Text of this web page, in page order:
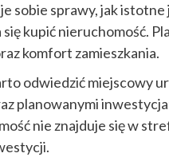
sobie sprawy, jak
kupić nieruchomość.
komfort zamieszkania.
odwiedzić miejscowy
planowanymi
nie znajduje się w